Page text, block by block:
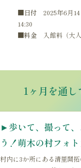
■日付 2025年6月14
14:30
■料金入館料（大人
1ヶ月を通
►歩いて、撮って
う！萌木の村フォ
村内に3か所にある清里開